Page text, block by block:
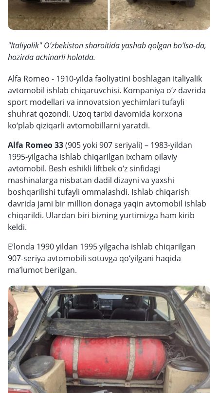
"Italiyalik" O‘zbekiston sharoitida yashab qolgan bo‘lsa-da,
hozirda achinarli holatda.
Alfa Romeo - 1910-yilda faoliyatini boshlagan italiyalik
avtomobil ishlab chiqaruvchisi. Kompaniya o‘z davrida
sport modellari va innovatsion yechimlari tufayli
shuhrat qozondi. Uzoq tarixi davomida korxona
ko‘plab qiziqarli avtomobillarni yaratdi.
Alfa Romeo 33(905 yoki 907 seriyali) – 1983-yildan
1995-yilgacha ishlab chiqarilgan ixcham oilaviy
avtomobil. Besh eshikli liftbek o‘z sinfidagi
mashinalarga nisbatan dadil dizayni va yaxshi
boshqarilishi tufayli ommalashdi. Ishlab chiqarish
davrida jami bir million donaga yaqin avtomobil ishlab
chiqarildi. Ulardan biri bizning yurtimizga ham kirib
keldi.
E’londa 1990 yildan 1995 yilgacha ishlab chiqarilgan
907-seriya avtomobili sotuvga qo‘yilgani haqida
ma’lumot berilgan.